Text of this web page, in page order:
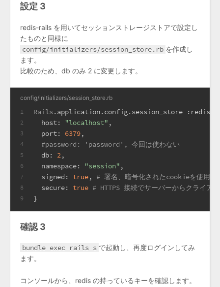
設定 3
redis-rails を用いてセッションストレージストアで設定し
たものと同様に
config/initializers/session_store.rb を作成し
ます。
比較のため、db のみ 2 に変更します。
config/initializers/session_store.rb
1
2
3
4
5
6
7
8
9
Rails .application.config.session_store
host:
"localhost" ,
port:
6379,
#password: 'password', 今回は使わない
db:
2,
namespace:
"session" ,
signed:
true, # 署名、暗号化されたcookieを使用す
secure:
true # HTTPS 接続でサーバーからクライア
}
確認 3
bundle exec rails s で起動し、再度ログインしてみ
ます。
コンソールから、redis の持っているキーを確認します。